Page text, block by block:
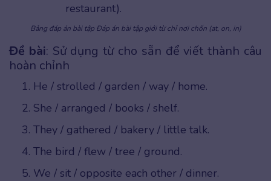
restaurant).
Bảng đáp án bài tập Đáp án bài tập giới từ chỉ nơi chốn (at, on, in)
Đề bài: Sử dụng từ cho sẵn để viết thành câu
hoàn chỉnh
He / strolled / garden / way / home.
She / arranged / books / shelf.
They / gathered / bakery / little talk.
The bird / flew / tree / ground.
We / sit / opposite each other / dinner.